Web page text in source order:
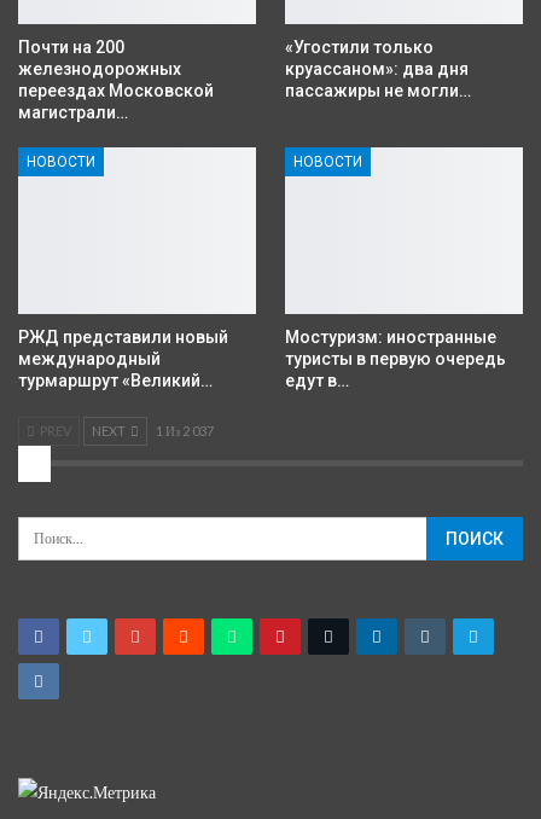
Почти на 200
железнодорожных
переездах Московской
магистрали…
«Угостили только
круассаном»: два дня
пассажиры не могли…
НОВОСТИ
РЖД представили новый
международный
турмаршрут «Великий…
НОВОСТИ
Мостуризм: иностранные
туристы в первую очередь
едут в…
PREV NEXT 1 Из 2 037